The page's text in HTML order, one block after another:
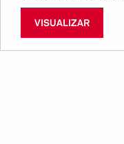
VISUALIZAR